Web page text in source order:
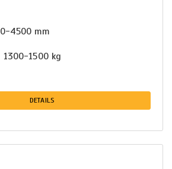
0-4500 mm
1300-1500 kg
DETAILS